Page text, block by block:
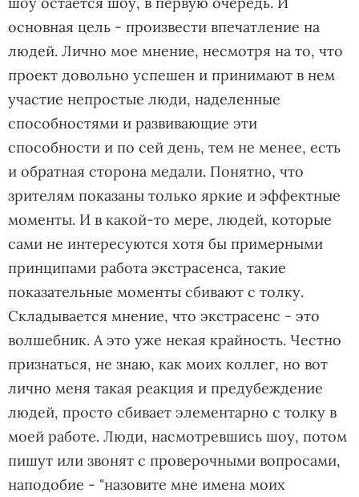
основная цель - произвести впечатление на
людей. Лично мое мнение, несмотря на то, что
проект довольно успешен и принимают в нем
участие непростые люди, наделенные
способностями и развивающие эти
способности и по сей день, тем не менее, есть
и обратная сторона медали. Понятно, что
зрителям показаны только яркие и эффектные
моменты. И в какой-то мере, людей, которые
сами не интересуются хотя бы примерными
принципами работа экстрасенса, такие
показательные моменты сбивают с толку.
Складывается мнение, что экстрасенс - это
волшебник. А это уже некая крайность. Честно
признаться, не знаю, как моих коллег, но вот
лично меня такая реакция и предубеждение
людей, просто сбивает элементарно с толку в
моей работе. Люди, насмотревшись шоу, потом
пишут или звонят с проверочными вопросами,
наподобие - "назовите мне имена моих